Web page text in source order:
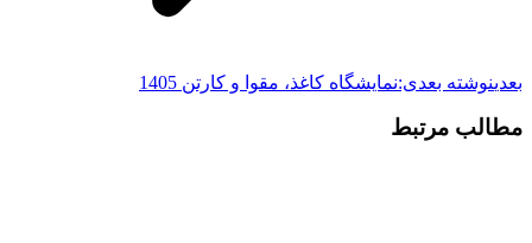
بعدینوشته بعدی:نمایشگاه کاغذ، مقوا و کارتن 1405
مطالب مرتبط